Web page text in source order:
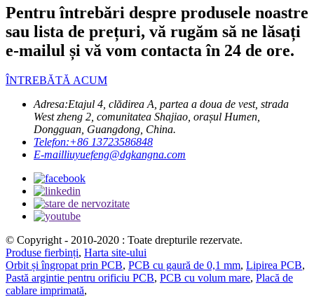
Pentru întrebări despre produsele noastre
sau lista de prețuri, vă rugăm să ne lăsați
e-mailul și vă vom contacta în 24 de ore.
ÎNTREBĂTĂ ACUM
Adresa:Etajul 4, clădirea A, partea a doua de vest, strada
West zheng 2, comunitatea Shajiao, orașul Humen,
Dongguan, Guangdong, China.
Telefon:+86 13723586848
E-mailliuyuefeng@dgkangna.com
© Copyright - 2010-2020 : Toate drepturile rezervate.
Produse fierbinți, Harta site-ului
Orbit și îngropat prin PCB, PCB cu gaură de 0,1 mm, Lipirea PCB,
Pastă argintie pentru orificiu PCB, PCB cu volum mare, Placă de
cablare imprimată,